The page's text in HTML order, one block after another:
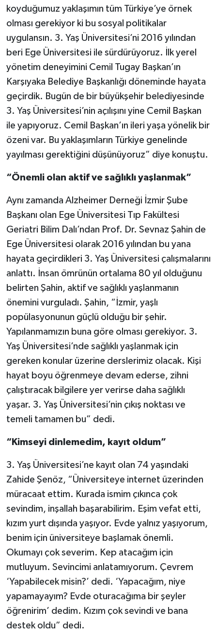
koyduğumuz yaklaşımın tüm Türkiye’ye örnek
olması gerekiyor ki bu sosyal politikalar
uygulansın. 3. Yaş Üniversitesi’ni 2016 yılından
beri Ege Üniversitesi ile sürdürüyoruz. İlk yerel
yönetim deneyimini Cemil Tugay Başkan’ın
Karşıyaka Belediye Başkanlığı döneminde hayata
geçirdik. Bugün de bir büyükşehir belediyesinde
3. Yaş Üniversitesi’nin açılışını yine Cemil Başkan
ile yapıyoruz. Cemil Başkan’ın ileri yaşa yönelik bir
özeni var. Bu yaklaşımların Türkiye genelinde
yayılması gerektiğini düşünüyoruz” diye konuştu.
“Önemli olan aktif ve sağlıklı yaşlanmak”
Aynı zamanda Alzheimer Derneği İzmir Şube
Başkanı olan Ege Üniversitesi Tıp Fakültesi
Geriatri Bilim Dalı’ndan Prof. Dr. Sevnaz Şahin de
Ege Üniversitesi olarak 2016 yılından bu yana
hayata geçirdikleri 3. Yaş Üniversitesi çalışmalarını
anlattı. İnsan ömrünün ortalama 80 yıl olduğunu
belirten Şahin, aktif ve sağlıklı yaşlanmanın
önemini vurguladı. Şahin, “İzmir, yaşlı
popülasyonunun güçlü olduğu bir şehir.
Yapılanmamızın buna göre olması gerekiyor. 3.
Yaş Üniversitesi’nde sağlıklı yaşlanmak için
gereken konular üzerine derslerimiz olacak. Kişi
hayat boyu öğrenmeye devam ederse, zihni
çalıştıracak bilgilere yer verirse daha sağlıklı
yaşar. 3. Yaş Üniversitesi’nin çıkış noktası ve
temeli tamamen bu” dedi.
“Kimseyi dinlemedim, kayıt oldum”
3. Yaş Üniversitesi’ne kayıt olan 74 yaşındaki
Zahide Şenöz, “Üniversiteye internet üzerinden
müracaat ettim. Kurada ismim çıkınca çok
sevindim, inşallah başarabilirim. Eşim vefat etti,
kızım yurt dışında yaşıyor. Evde yalnız yaşıyorum,
benim için üniversiteye başlamak önemli.
Okumayı çok severim. Kep atacağım için
mutluyum. Sevincimi anlatamıyorum. Çevrem
‘Yapabilecek misin?’ dedi. ‘Yapacağım, niye
yapamayayım? Evde oturacağıma bir şeyler
öğrenirim’ dedim. Kızım çok sevindi ve bana
destek oldu” dedi.